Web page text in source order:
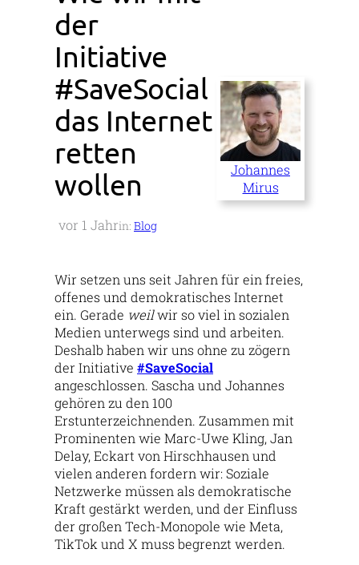
der
Initiative
#SaveSocial
das Internet
retten
wollen
Johannes
Mirus
vor 1 Jahrin: Blog
Wir setzen uns seit Jahren für ein freies,
offenes und demokratisches Internet
ein. Gerade weilwir so viel in sozialen
Medien unterwegs sind und arbeiten.
Deshalb haben wir uns ohne zu zögern
der Initiative #SaveSocial
angeschlossen. Sascha und Johannes
gehören zu den 100
Erstunterzeichnenden. Zusammen mit
Prominenten wie Marc-Uwe Kling, Jan
Delay, Eckart von Hirschhausen und
vielen anderen fordern wir: Soziale
Netzwerke müssen als demokratische
Kraft gestärkt werden, und der Einfluss
der großen Tech-Monopole wie Meta,
TikTok und X muss begrenzt werden.